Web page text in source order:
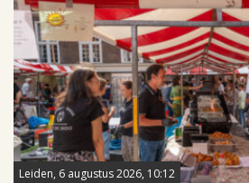
Leiden, 6 augustus 2026, 10:12